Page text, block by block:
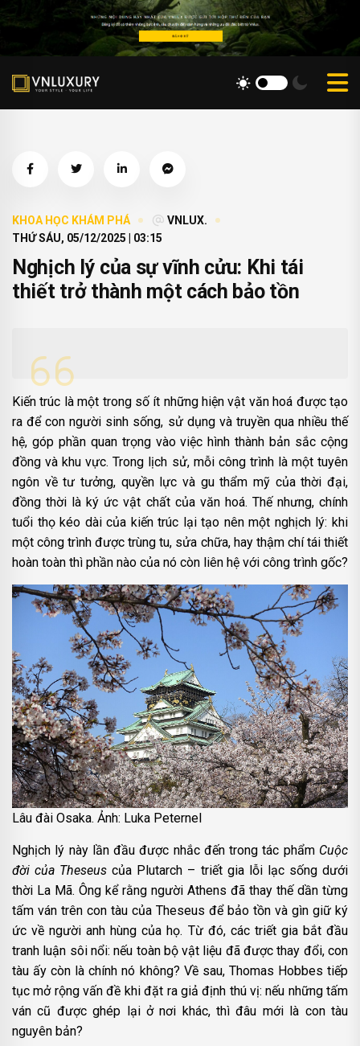
KHOA HỌC KHÁM PHÁ
VNLUX.
THỨ SÁU, 05/12/2025 | 03:15
Nghịch lý của sự vĩnh cửu: Khi tái
thiết trở thành một cách bảo tồn
Kiến trúc là một trong số ít những hiện vật văn hoá được tạo
ra để con người sinh sống, sử dụng và truyền qua nhiều thế
hệ, góp phần quan trọng vào việc hình thành bản sắc cộng
đồng và khu vực. Trong lịch sử, mỗi công trình là một tuyên
ngôn về tư tưởng, quyền lực và gu thẩm mỹ của thời đại,
đồng thời là ký ức vật chất của văn hoá. Thế nhưng, chính
tuổi thọ kéo dài của kiến trúc lại tạo nên một nghịch lý: khi
một công trình được trùng tu, sửa chữa, hay thậm chí tái thiết
hoàn toàn thì phần nào của nó còn liên hệ với công trình gốc?
Lâu đài Osaka. Ảnh: Luka Peternel
Nghịch lý này lần đầu được nhắc đến trong tác phẩm Cuộc
đời của Theseus của Plutarch – triết gia lỗi lạc sống dưới
thời La Mã. Ông kể rằng người Athens đã thay thế dần từng
tấm ván trên con tàu của Theseus để bảo tồn và gìn giữ ký
ức về người anh hùng của họ. Từ đó, các triết gia bắt đầu
tranh luận sôi nổi: nếu toàn bộ vật liệu đã được thay đổi, con
tàu ấy còn là chính nó không? Về sau, Thomas Hobbes tiếp
tục mở rộng vấn đề khi đặt ra giả định thú vị: nếu những tấm
ván cũ được ghép lại ở nơi khác, thì đâu mới là con tàu
nguyên bản?